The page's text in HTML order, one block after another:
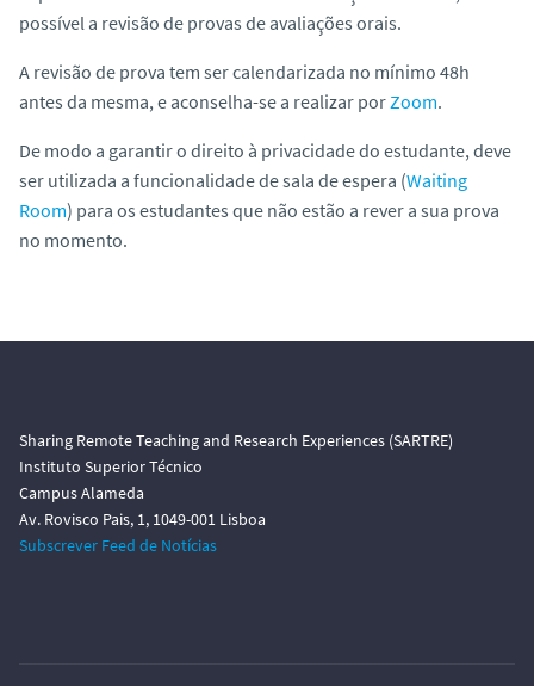
possível a revisão de provas de avaliações orais.
A revisão de prova tem ser calendarizada no mínimo 48h
antes da mesma, e aconselha-se a realizar por Zoom.
De modo a garantir o direito à privacidade do estudante, deve
ser utilizada a funcionalidade de sala de espera (Waiting
Room) para os estudantes que não estão a rever a sua prova
no momento.
Sharing Remote Teaching and Research Experiences (SARTRE)
Instituto Superior Técnico
Campus Alameda
Av. Rovisco Pais, 1, 1049-001 Lisboa
Subscrever Feed de Notícias